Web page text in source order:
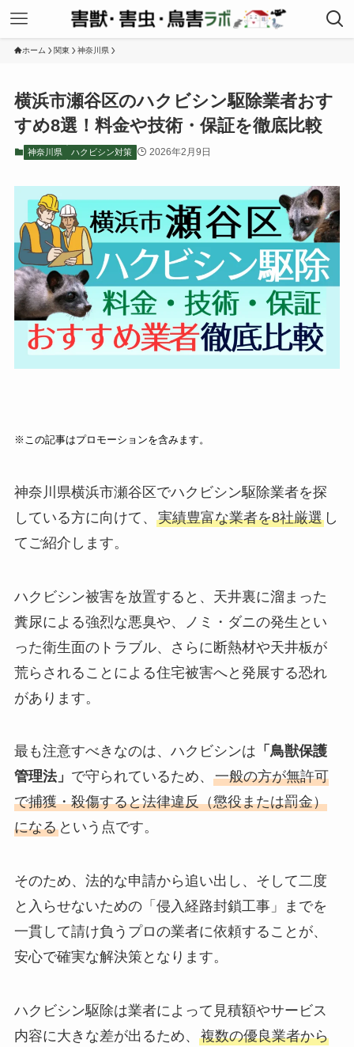
ホーム 関東 神奈川県
横浜市瀬谷区のハクビシン駆除業者おす
すめ8選！料金や技術・保証を徹底比較
神奈川県 ハクビシン対策 2026年2月9日
※この記事はプロモーションを含みます。
神奈川県横浜市瀬谷区でハクビシン駆除業者を探
している方に向けて、 実績豊富な業者を8社厳選し
てご紹介します。
ハクビシン被害を放置すると、天井裏に溜まった
糞尿による強烈な悪臭や、ノミ・ダニの発生とい
った衛生面のトラブル、さらに断熱材や天井板が
荒らされることによる住宅被害へと発展する恐れ
があります。
最も注意すべきなのは、ハクビシンは 「鳥獣保護
管理法」 で守られているため、 一般の方が無許可
で捕獲・殺傷すると法律違反（懲役または罰金）
になるという点です。
そのため、法的な申請から追い出し、そして二度
と入らせないための「侵入経路封鎖工事」までを
一貫して請け負うプロの業者に依頼することが、
安心で確実な解決策となります。
ハクビシン駆除は業者によって見積額やサービス
内容に大きな差が出るため、 複数の優良業者から